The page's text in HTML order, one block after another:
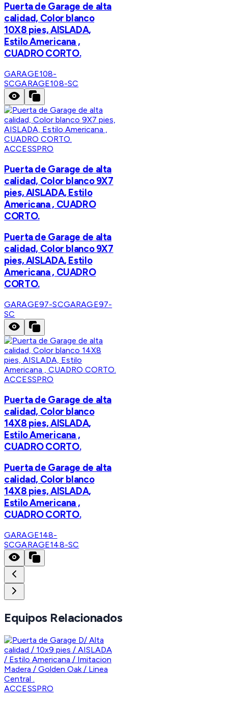
Puerta de Garage de alta
calidad, Color blanco
10X8 pies, AISLADA,
Estilo Americana ,
CUADRO CORTO.
GARAGE108-
SCGARAGE108-SC
ACCESSPRO
Puerta de Garage de alta
calidad, Color blanco 9X7
pies, AISLADA, Estilo
Americana , CUADRO
CORTO.
Puerta de Garage de alta
calidad, Color blanco 9X7
pies, AISLADA, Estilo
Americana , CUADRO
CORTO.
GARAGE97-SCGARAGE97-
SC
ACCESSPRO
Puerta de Garage de alta
calidad, Color blanco
14X8 pies, AISLADA,
Estilo Americana ,
CUADRO CORTO.
Puerta de Garage de alta
calidad, Color blanco
14X8 pies, AISLADA,
Estilo Americana ,
CUADRO CORTO.
GARAGE148-
SCGARAGE148-SC
Equipos Relacionados
ACCESSPRO